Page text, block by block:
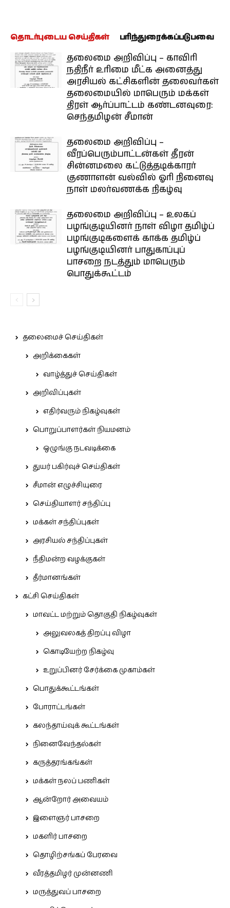
தொடர்புடைய செய்திகள் பரிந்துரைக்கப்படுபவை
தலைமை அறிவிப்பு – காவிரி
நதிநீர் உரிமை மீட்க அனைத்து
அரசியல் கட்சிகளின் தலைவர்கள்
தலைமையில் மாபெரும் மக்கள்
திரள் ஆர்ப்பாட்டம் கண்டனவுரை:
செந்தமிழன் சீமான்
தலைமை அறிவிப்பு –
வீரப்பெரும்பாட்டன்கள் தீரன்
சின்னமலை கட்டுத்தடிக்காரர்
குணாளன் வல்வில் ஓரி நினைவு
நாள் மலர்வணக்க நிகழ்வு
தலைமை அறிவிப்பு – உலகப்
பழங்குடியினர் நாள் விழா தமிழ்ப்
பழங்குடிகளைக் காக்க தமிழ்ப்
பழங்குடியினர் பாதுகாப்புப்
பாசறை நடத்தும் மாபெரும்
பொதுக்கூட்டம்
தலைமைச் செய்திகள்
அறிக்கைகள்
வாழ்த்துச் செய்திகள்
அறிவிப்புகள்
எதிர்வரும் நிகழ்வுகள்
பொறுப்பாளர்கள் நியமனம்
ஒழுங்கு நடவடிக்கை
துயர் பகிர்வுச் செய்திகள்
சீமான் எழுச்சியுரை
செய்தியாளர் சந்திப்பு
மக்கள் சந்திப்புகள்
அரசியல் சந்திப்புகள்
நீதிமன்ற வழக்குகள்
தீர்மானங்கள்
கட்சி செய்திகள்
மாவட்ட மற்றும் தொகுதி நிகழ்வுகள்
அலுவலகத் திறப்பு விழா
கொடியேற்ற நிகழ்வு
உறுப்பினர் சேர்க்கை முகாம்கள்
பொதுக்கூட்டங்கள்
போராட்டங்கள்
கலந்தாய்வுக் கூட்டங்கள்
நினைவேந்தல்கள்
கருத்தரங்கங்கள்
மக்கள் நலப் பணிகள்
ஆன்றோர் அவையம்
இளைஞர் பாசறை
மகளிர் பாசறை
தொழிற்சங்கப் பேரவை
வீரத்தமிழர் முன்னணி
மருத்துவப் பாசறை